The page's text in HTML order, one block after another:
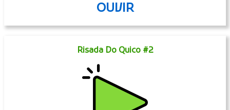
OUVIR
Risada Do Quico #2